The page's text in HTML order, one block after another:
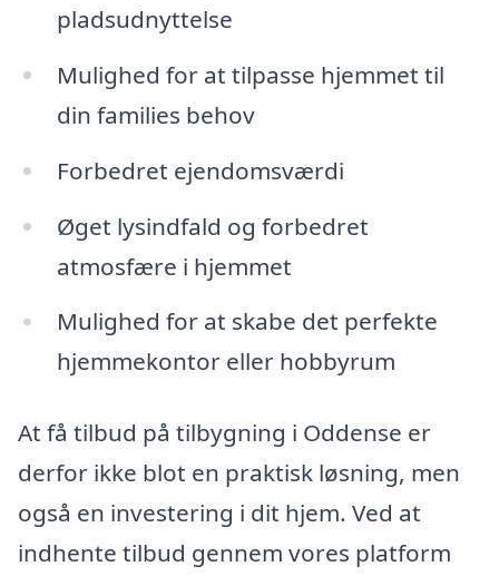
pladsudnyttelse
Mulighed for at tilpasse hjemmet til
din families behov
Forbedret ejendomsværdi
Øget lysindfald og forbedret
atmosfære i hjemmet
Mulighed for at skabe det perfekte
hjemmekontor eller hobbyrum
At få tilbud på tilbygning i Oddense er
derfor ikke blot en praktisk løsning, men
også en investering i dit hjem. Ved at
indhente tilbud gennem vores platform